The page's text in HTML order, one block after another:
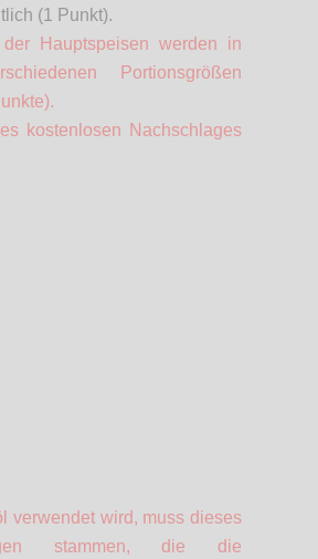
(1 Punkt).
Hauptspeisen werden in
Portionsgrößen
kostenlosen Nachschlages
verwendet wird, muss dieses
stammen, die die